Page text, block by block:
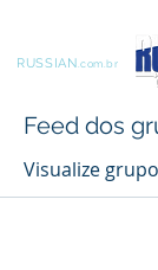
RUSSIAN.com.br
Feed dos
Visualize